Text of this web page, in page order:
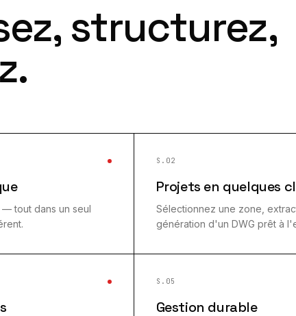
structurez,
— tout dans un seul
S.02
Projets en quelques
Sélectionnez une zone,
génération d'un DWG prêt à
S.05
Gestion durable